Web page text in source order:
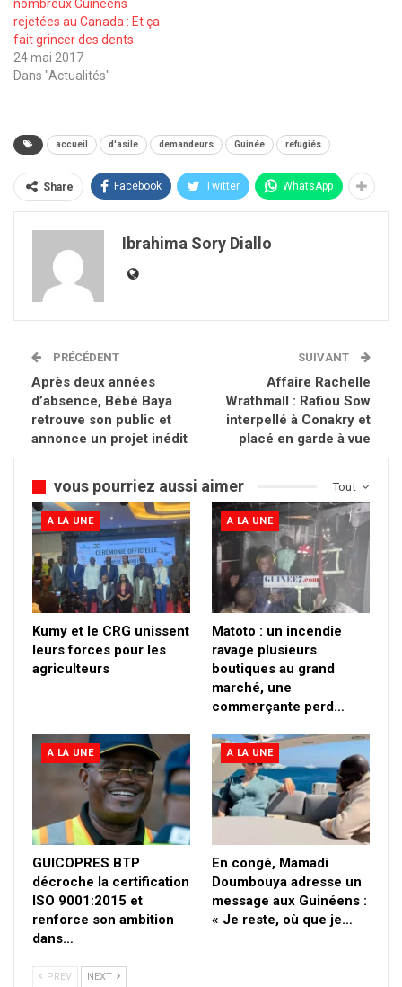
nombreux Guinéens
rejetées au Canada : Et ça
fait grincer des dents
24 mai 2017
Dans "Actualités"
accueil d'asile demandeurs Guinée refugiés
Share Facebook Twitter WhatsApp
Ibrahima Sory Diallo
PRÉCÉDENT
Après deux années
d’absence, Bébé Baya
retrouve son public et
annonce un projet inédit
SUIVANT
Affaire Rachelle
Wrathmall : Rafiou Sow
interpellé à Conakry et
placé en garde à vue
Tout
vous pourriez aussi aimer
A LA UNE
Kumy et le CRG unissent
leurs forces pour les
agriculteurs
A LA UNE
Matoto : un incendie
ravage plusieurs
boutiques au grand
marché, une
commerçante perd…
A LA UNE
GUICOPRES BTP
décroche la certification
ISO 9001:2015 et
renforce son ambition
dans…
A LA UNE
En congé, Mamadi
Doumbouya adresse un
message aux Guinéens :
« Je reste, où que je…
PREV NEXT